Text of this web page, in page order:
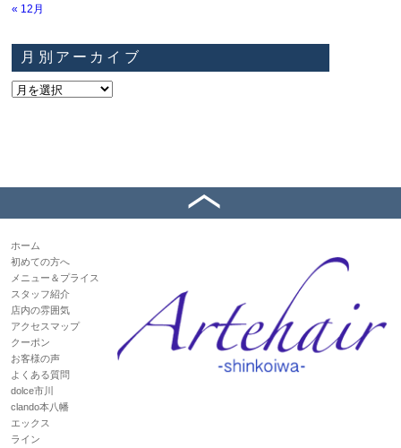
« 12月
月別アーカイブ
ホーム
初めての方へ
メニュー＆プライス
スタッフ紹介
店内の雰囲気
アクセスマップ
クーポン
お客様の声
よくある質問
dolce市川
clando本八幡
エックス
ライン